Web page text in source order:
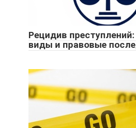
Рецидив
виды и правовые